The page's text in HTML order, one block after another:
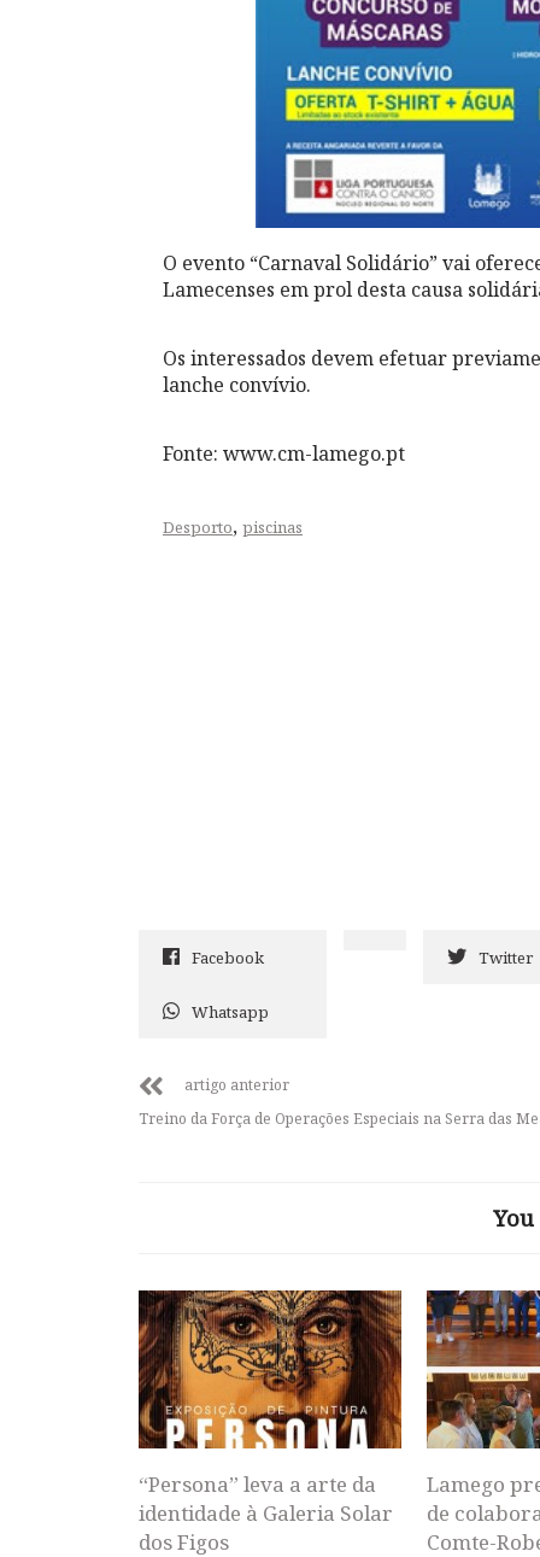
O evento “Carnaval Solidário” vai
Lamecenses em prol desta causa
Os interessados devem efetuar
lanche convívio.
Fonte: www.cm-lamego.pt
Desporto, piscinas
Facebook Twitter
Whatsapp
artigo anterior
Treino da Força de Operações Especiais na Serra das
“Persona” leva a arte da
identidade à Galeria Solar
dos Figos
Lamego
de
Comte-